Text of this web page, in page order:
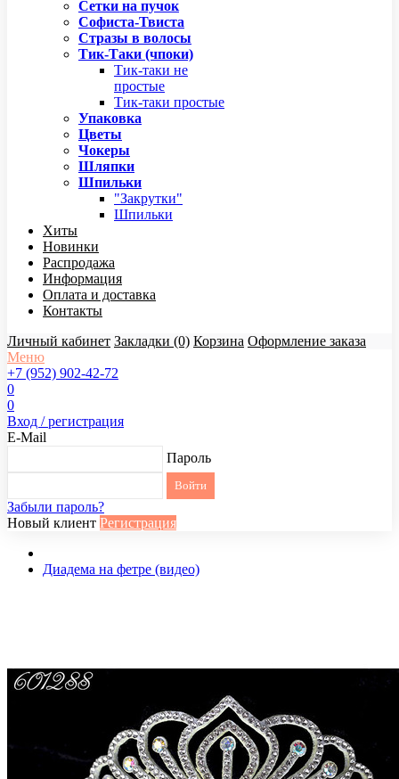
Сетки на пучок
Софиста-Твиста
Стразы в волосы
Тик-Таки (чпоки)
Тик-таки не
простые
Тик-таки простые
Упаковка
Цветы
Чокеры
Шляпки
Шпильки
"Закрутки"
Шпильки
Хиты
Новинки
Распродажа
Информация
Оплата и доставка
Контакты
Личный кабинет Закладки (0) Корзина Оформление заказа
Меню
+7 (952) 902-42-72
0
0
Вход / регистрация
E-Mail
Пароль
Забыли пароль?
Новый клиент Регистрация
Диадема на фетре (видео)